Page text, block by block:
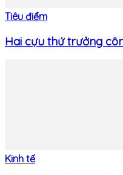
Tiêu điểm
Hai cựu thứ trưởng
Kinh tế